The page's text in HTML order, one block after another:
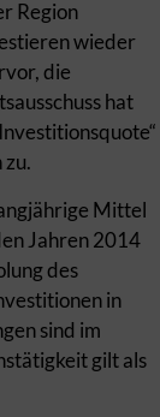
Region
wieder
die
hat
Mittel
Jahren 2014
des
in
sind im
gilt als